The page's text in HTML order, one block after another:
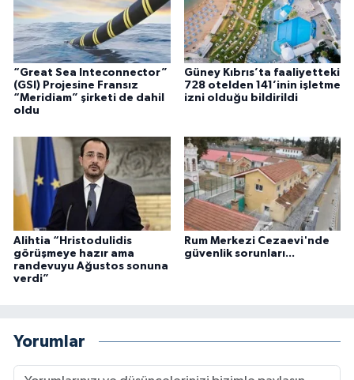
“Great Sea Inteconnector”
(GSI) Projesine Fransız
“Meridiam” şirketi de dahil
oldu
Güney Kıbrıs’ta faaliyetteki
728 otelden 141’inin işletme
izni olduğu bildirildi
Alihtia “Hristodulidis
görüşmeye hazır ama
randevuyu Ağustos sonuna
verdi”
Rum Merkezi Cezaevi'nde
güvenlik sorunları...
Yorumlar